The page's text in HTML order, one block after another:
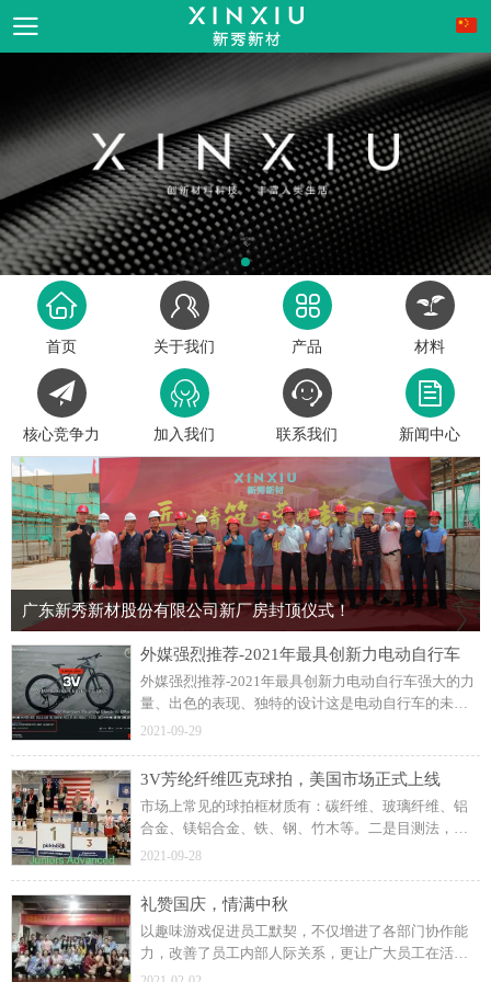
首页 关于我们 产品 材料
核心竞争力 加入我们 联系我们 新闻中心
广东新秀新材股份有限公司新厂房封顶仪式！
外媒强烈推荐-2021年最具创新力电动自行车
外媒强烈推荐-2021年最具创新力电动自行车强大的力
量、出色的表现、独特的设计这是电动自行车的未
来。科技结合碳纤维与芳纶纤维高端碳纤维自行车备
适至上。
2021-09-29
3V芳纶纤维匹克球拍，美国市场正式上线
市场上常见的球拍框材质有：碳纤维、玻璃纤维、铝
合金、镁铝合金、铁、钢、竹木等。二是目测法，看
看靠近拍面部分是否有黑层，是否有微锯齿状，芳纶
锯齿状。
2021-09-28
礼赞国庆，情满中秋
以趣味游戏促进员工默契，不仅增进了各部门协作能
力，改善了员工内部人际关系，更让广大员工在活动
中积极思考、创新，增添了节日的乐趣，受到公司员